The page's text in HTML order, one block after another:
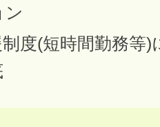
ン
度(短時間勤務等